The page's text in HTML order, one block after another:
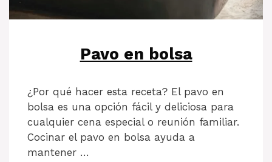
Pavo en bolsa
¿Por qué hacer esta receta? El pavo en
bolsa es una opción fácil y deliciosa para
cualquier cena especial o reunión familiar.
Cocinar el pavo en bolsa ayuda a
mantener …